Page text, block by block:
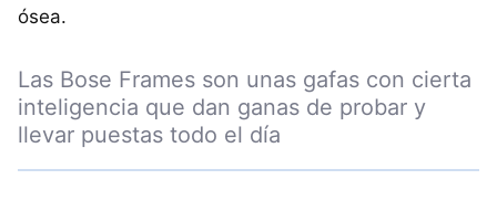
ósea.
Las Bose Frames son unas gafas con cierta
inteligencia que dan ganas de probar y
llevar puestas todo el día